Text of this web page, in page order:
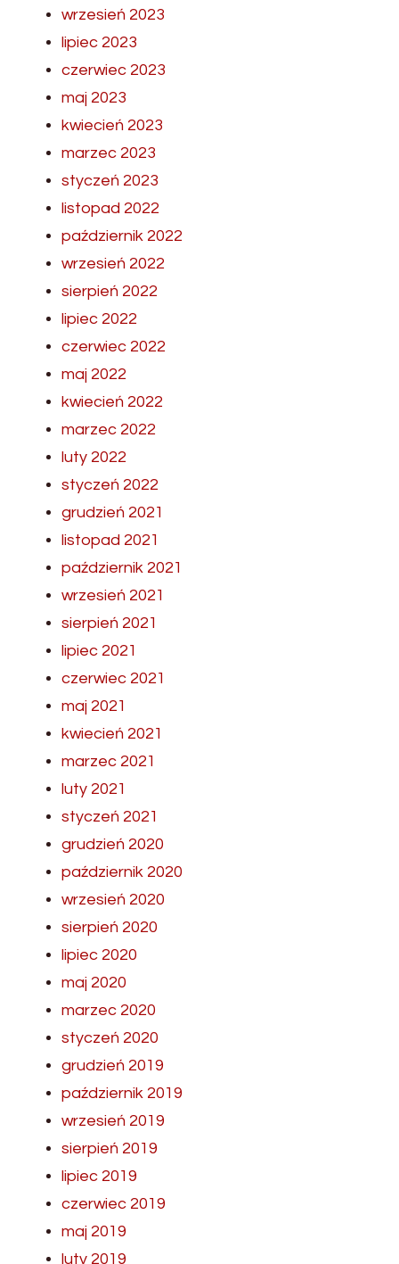
wrzesień 2023
lipiec 2023
czerwiec 2023
maj 2023
kwiecień 2023
marzec 2023
styczeń 2023
listopad 2022
październik 2022
wrzesień 2022
sierpień 2022
lipiec 2022
czerwiec 2022
maj 2022
kwiecień 2022
marzec 2022
luty 2022
styczeń 2022
grudzień 2021
listopad 2021
październik 2021
wrzesień 2021
sierpień 2021
lipiec 2021
czerwiec 2021
maj 2021
kwiecień 2021
marzec 2021
luty 2021
styczeń 2021
grudzień 2020
październik 2020
wrzesień 2020
sierpień 2020
lipiec 2020
maj 2020
marzec 2020
styczeń 2020
grudzień 2019
październik 2019
wrzesień 2019
sierpień 2019
lipiec 2019
czerwiec 2019
maj 2019
luty 2019